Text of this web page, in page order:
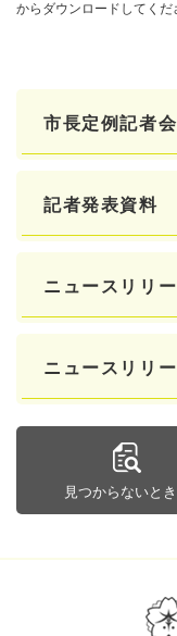
からダウンロードしてくだ
市長定例記者
記者発表資料
ニュースリリ
ニュースリリ
見つからないと